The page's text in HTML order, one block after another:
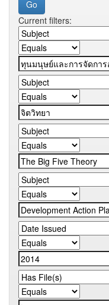
Current filters: